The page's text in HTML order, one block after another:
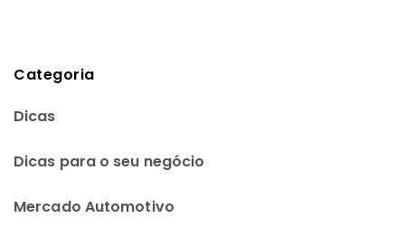
Categoria
Dicas
Dicas para o seu negócio
Mercado Automotivo